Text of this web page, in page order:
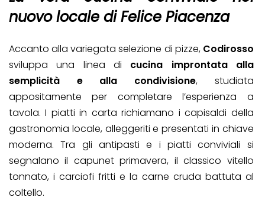
nuovo locale di Felice Piacenza
Accanto alla variegata selezione di pizze, Codirosso
sviluppa una linea di cucina improntata alla
semplicità e alla condivisione, studiata
appositamente per completare l’esperienza a
tavola. I piatti in carta richiamano i capisaldi della
gastronomia locale, alleggeriti e presentati in chiave
moderna. Tra gli antipasti e i piatti conviviali si
segnalano il capunet primavera, il classico vitello
tonnato, i carciofi fritti e la carne cruda battuta al
coltello.